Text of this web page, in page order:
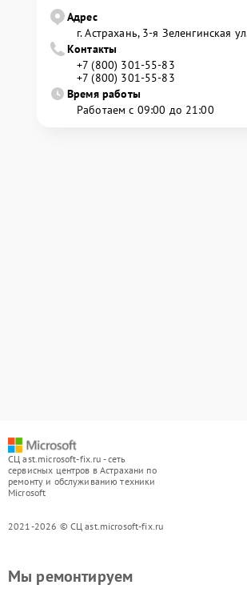
Адрес
г. Астрахань, 3-я Зеленгинская
Контакты
+7 (800) 301-55-83
+7 (800) 301-55-83
Время работы
Работаем с 09:00 до 21:00
СЦ ast.microsoft-fix.ru - сеть
сервисных центров в Астрахани по
ремонту и обслуживанию техники
Microsoft
2021-2026 © СЦ ast.microsoft-fix.ru
Мы ремонтируем